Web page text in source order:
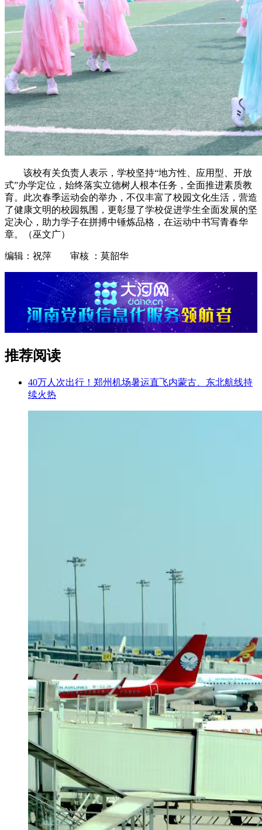
该校有关负责人表示，学校坚持“地方性、应用型、开放
式”办学定位，始终落实立德树人根本任务，全面推进素质教
育。此次春季运动会的举办，不仅丰富了校园文化生活，营造
了健康文明的校园氛围，更彰显了学校促进学生全面发展的坚
定决心，助力学子在拼搏中锤炼品格，在运动中书写青春华
章。（巫文广）
编辑：祝萍 审核 ：莫韶华
推荐阅读
40万人次出行！郑州机场暑运直飞内蒙古、东北航线持
续火热